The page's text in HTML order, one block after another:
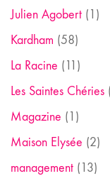
Julien Agobert (1)
Kardham (58)
La Racine (11)
Les Saintes Chéries
Magazine (1)
Maison Elysée (2)
management (13)